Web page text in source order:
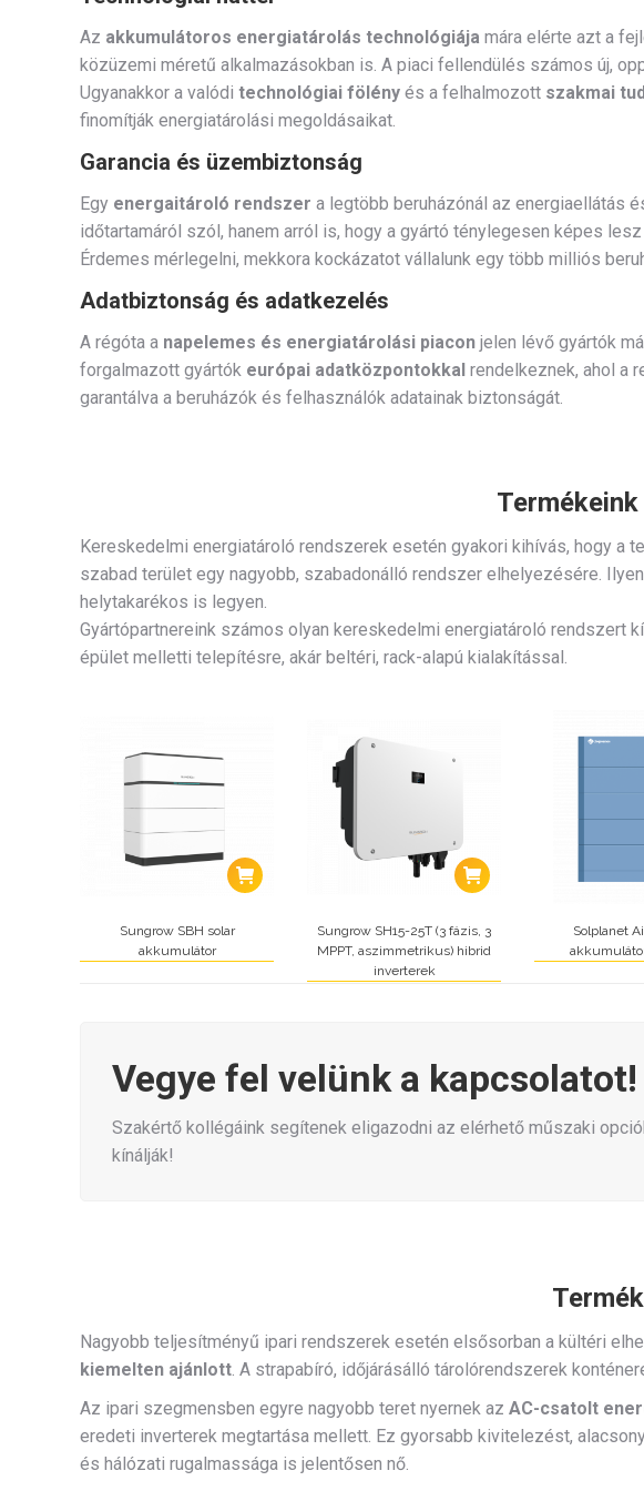
Az akkumulátoros energiatárolás technológiája mára elérte azt a
közüzemi méretű alkalmazásokban is. A piaci fellendülés számos új,
Ugyanakkor a valódi technológiai fölény és a felhalmozott szakmai
finomítják energiatárolási megoldásaikat.
Garancia és üzembiztonság
Egy energaitároló rendszer a legtöbb beruházónál az energiaellátás
időtartamáról szól, hanem arról is, hogy a gyártó ténylegesen képes
Érdemes mérlegelni, mekkora kockázatot vállalunk egy több milliós
Adatbiztonság és adatkezelés
A régóta a napelemes és energiatárolási piacon jelen lévő gyártók
forgalmazott gyártók európai adatközpontokkal rendelkeznek, ahol a
garantálva a beruházók és felhasználók adatainak biztonságát.
Kereskedelmi energiatároló rendszerek esetén gyakori kihívás, hogy
szabad terület egy nagyobb, szabadonálló rendszer elhelyezésére.
helytakarékos is legyen.
Gyártópartnereink számos olyan kereskedelmi energiatároló
épület melletti telepítésre, akár beltéri, rack-alapú kialakítással.
Sungrow SBH solar
akkumulátor
Sungrow SH15-25T (3 fázis, 3
MPPT, aszimmetrikus) hibrid
inverterek
Solplanet
Vegye fel velünk a kapcsolatot!
Szakértő kollégáink segítenek eligazodni az elérhető műszaki
kínálják!
Nagyobb teljesítményű ipari rendszerek esetén elsősorban a kültéri
kiemelten ajánlott. A strapabíró, időjárásálló tárolórendszerek
Az ipari szegmensben egyre nagyobb teret nyernek az AC-csatolt
eredeti inverterek megtartása mellett. Ez gyorsabb kivitelezést,
és hálózati rugalmassága is jelentősen nő.